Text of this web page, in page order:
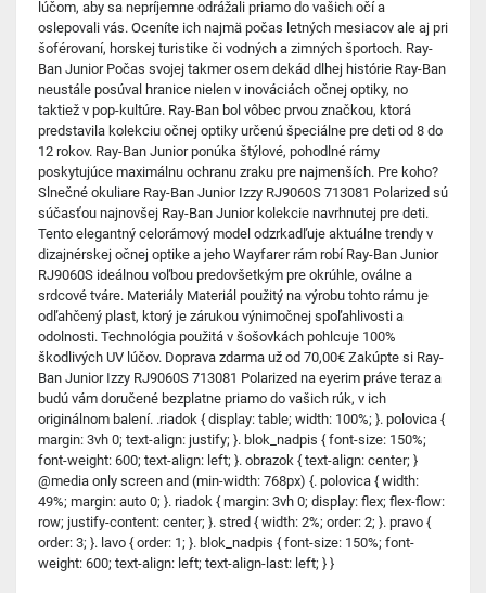
lúčom, aby sa nepríjemne odrážali priamo do vašich očí a
oslepovali vás. Oceníte ich najmä počas letných mesiacov ale aj pri
šoférovaní, horskej turistike či vodných a zimných športoch. Ray-
Ban Junior Počas svojej takmer osem dekád dlhej histórie Ray-Ban
neustále posúval hranice nielen v inováciách očnej optiky, no
taktiež v pop-kultúre. Ray-Ban bol vôbec prvou značkou, ktorá
predstavila kolekciu očnej optiky určenú špeciálne pre deti od 8 do
12 rokov. Ray-Ban Junior ponúka štýlové, pohodlné rámy
poskytujúce maximálnu ochranu zraku pre najmenších. Pre koho?
Slnečné okuliare Ray-Ban Junior Izzy RJ9060S 713081 Polarized sú
súčasťou najnovšej Ray-Ban Junior kolekcie navrhnutej pre deti.
Tento elegantný celorámový model odzrkadľuje aktuálne trendy v
dizajnérskej očnej optike a jeho Wayfarer rám robí Ray-Ban Junior
RJ9060S ideálnou voľbou predovšetkým pre okrúhle, oválne a
srdcové tváre. Materiály Materiál použitý na výrobu tohto rámu je
odľahčený plast, ktorý je zárukou výnimočnej spoľahlivosti a
odolnosti. Technológia použitá v šošovkách pohlcuje 100%
škodlivých UV lúčov. Doprava zdarma už od 70,00€ Zakúpte si Ray-
Ban Junior Izzy RJ9060S 713081 Polarized na eyerim práve teraz a
budú vám doručené bezplatne priamo do vašich rúk, v ich
originálnom balení. .riadok { display: table; width: 100%; }. polovica {
margin: 3vh 0; text-align: justify; }. blok_nadpis { font-size: 150%;
font-weight: 600; text-align: left; }. obrazok { text-align: center; }
@media only screen and (min-width: 768px) {. polovica { width:
49%; margin: auto 0; }. riadok { margin: 3vh 0; display: flex; flex-flow:
row; justify-content: center; }. stred { width: 2%; order: 2; }. pravo {
order: 3; }. lavo { order: 1; }. blok_nadpis { font-size: 150%; font-
weight: 600; text-align: left; text-align-last: left; } }